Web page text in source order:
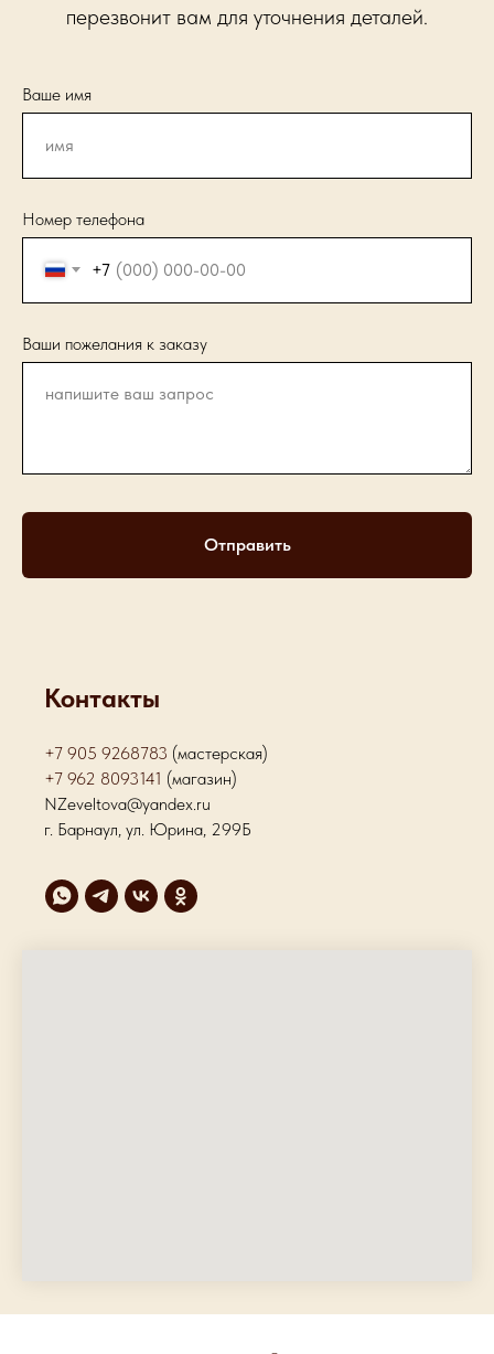
перезвонит вам для уточнения деталей.
Ваше имя
Номер телефона
+7
Ваши пожелания к заказу
Отправить
Контакты
+7 905 9268783 (мастерская)
+7 962 8093141 (магазин)
NZeveltova@yandex.ru
г. Барнаул, ул. Юрина, 299Б